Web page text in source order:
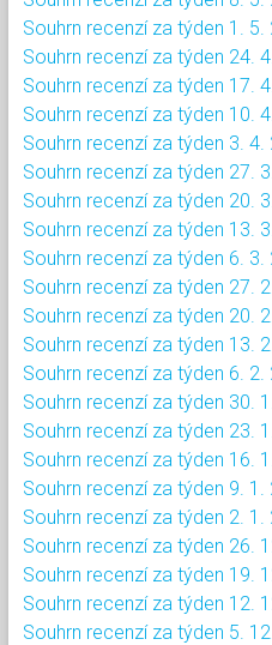
Souhrn recenzí za týden 1. 5.
Souhrn recenzí za týden 24.
Souhrn recenzí za týden 17.
Souhrn recenzí za týden 10.
Souhrn recenzí za týden 3. 4.
Souhrn recenzí za týden 27.
Souhrn recenzí za týden 20.
Souhrn recenzí za týden 13.
Souhrn recenzí za týden 6. 3.
Souhrn recenzí za týden 27.
Souhrn recenzí za týden 20.
Souhrn recenzí za týden 13.
Souhrn recenzí za týden 6. 2.
Souhrn recenzí za týden 30.
Souhrn recenzí za týden 23.
Souhrn recenzí za týden 16.
Souhrn recenzí za týden 9. 1.
Souhrn recenzí za týden 2. 1.
Souhrn recenzí za týden 26.
Souhrn recenzí za týden 19.
Souhrn recenzí za týden 12.
Souhrn recenzí za týden 5.